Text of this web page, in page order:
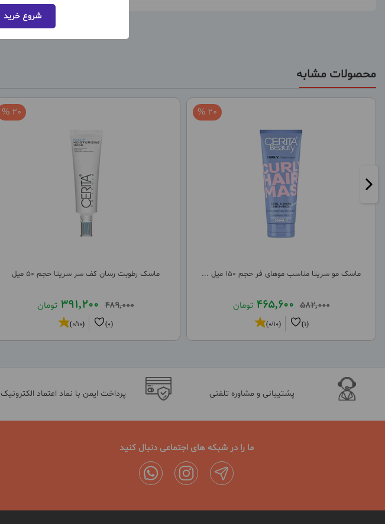
محصولات مشابه
ماسک رطوبت رسان کف سر سریتا حجم 50 میل
489,000
391,200 تومان
20 %
(0)
(0/10)
ماسک مو سریتا مناسب موهای فر حجم 150 میل ...
582,000
465,600 تومان
20 %
(1)
(0/10)
پشتیبانی و مشاوره تلفنی پرداخت ایمن با نماد اعتماد الکترونیک
ما را در شبکه های اجتماعی دنبال کنید
شروع خرید